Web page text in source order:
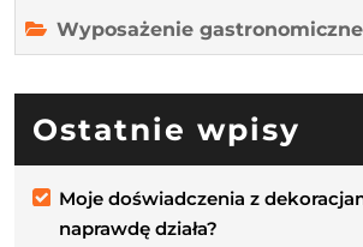
Wyposażenie gastronomiczne
Ostatnie wpisy
Moje doświadczenia z
naprawdę działa?